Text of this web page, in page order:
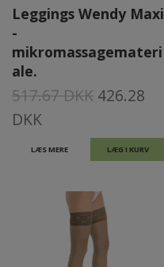
Leggings Wendy Maxi
-
mikromassagemateri
ale.
517.67 DKK 426.28
DKK
LÆS MERE LÆG I KURV